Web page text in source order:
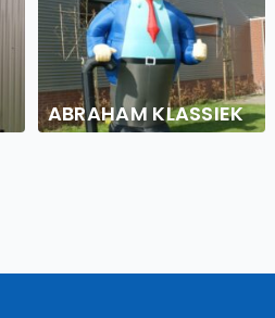
ABRAHAM KLASSIEK